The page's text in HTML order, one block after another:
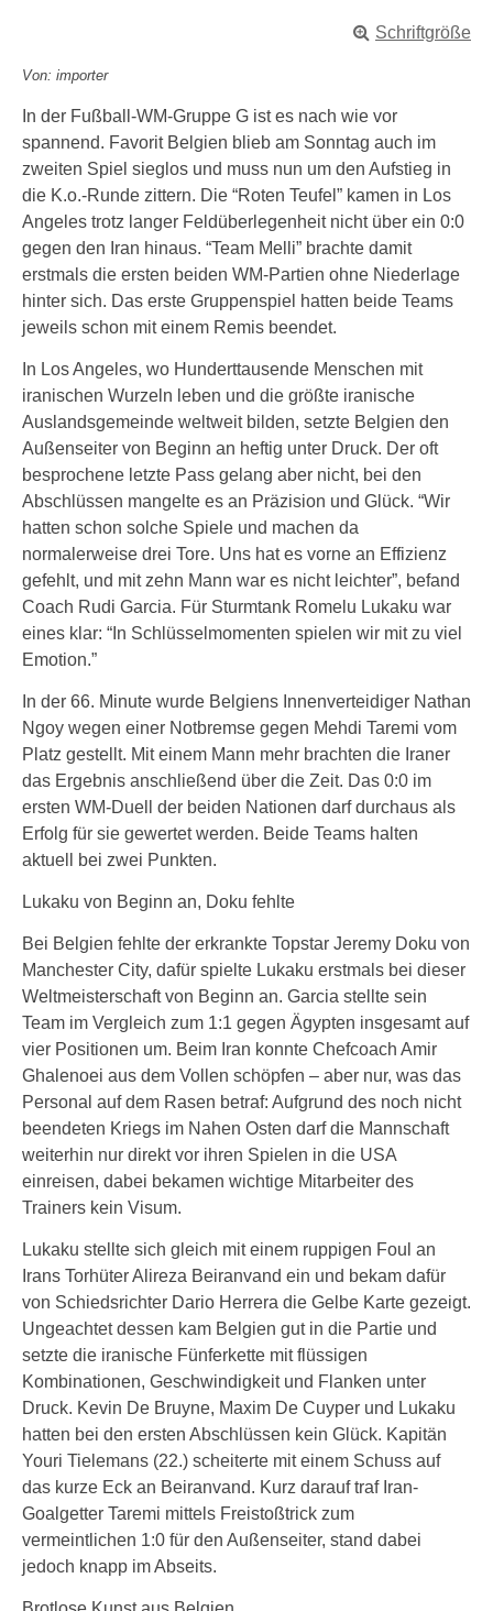
Schriftgröße
Von: importer
In der Fußball-WM-Gruppe G ist es nach wie vor
spannend. Favorit Belgien blieb am Sonntag auch im
zweiten Spiel sieglos und muss nun um den Aufstieg in
die K.o.-Runde zittern. Die “Roten Teufel” kamen in Los
Angeles trotz langer Feldüberlegenheit nicht über ein 0:0
gegen den Iran hinaus. “Team Melli” brachte damit
erstmals die ersten beiden WM-Partien ohne Niederlage
hinter sich. Das erste Gruppenspiel hatten beide Teams
jeweils schon mit einem Remis beendet.
In Los Angeles, wo Hunderttausende Menschen mit
iranischen Wurzeln leben und die größte iranische
Auslandsgemeinde weltweit bilden, setzte Belgien den
Außenseiter von Beginn an heftig unter Druck. Der oft
besprochene letzte Pass gelang aber nicht, bei den
Abschlüssen mangelte es an Präzision und Glück. “Wir
hatten schon solche Spiele und machen da
normalerweise drei Tore. Uns hat es vorne an Effizienz
gefehlt, und mit zehn Mann war es nicht leichter”, befand
Coach Rudi Garcia. Für Sturmtank Romelu Lukaku war
eines klar: “In Schlüsselmomenten spielen wir mit zu viel
Emotion.”
In der 66. Minute wurde Belgiens Innenverteidiger Nathan
Ngoy wegen einer Notbremse gegen Mehdi Taremi vom
Platz gestellt. Mit einem Mann mehr brachten die Iraner
das Ergebnis anschließend über die Zeit. Das 0:0 im
ersten WM-Duell der beiden Nationen darf durchaus als
Erfolg für sie gewertet werden. Beide Teams halten
aktuell bei zwei Punkten.
Lukaku von Beginn an, Doku fehlte
Bei Belgien fehlte der erkrankte Topstar Jeremy Doku von
Manchester City, dafür spielte Lukaku erstmals bei dieser
Weltmeisterschaft von Beginn an. Garcia stellte sein
Team im Vergleich zum 1:1 gegen Ägypten insgesamt auf
vier Positionen um. Beim Iran konnte Chefcoach Amir
Ghalenoei aus dem Vollen schöpfen – aber nur, was das
Personal auf dem Rasen betraf: Aufgrund des noch nicht
beendeten Kriegs im Nahen Osten darf die Mannschaft
weiterhin nur direkt vor ihren Spielen in die USA
einreisen, dabei bekamen wichtige Mitarbeiter des
Trainers kein Visum.
Lukaku stellte sich gleich mit einem ruppigen Foul an
Irans Torhüter Alireza Beiranvand ein und bekam dafür
von Schiedsrichter Dario Herrera die Gelbe Karte gezeigt.
Ungeachtet dessen kam Belgien gut in die Partie und
setzte die iranische Fünferkette mit flüssigen
Kombinationen, Geschwindigkeit und Flanken unter
Druck. Kevin De Bruyne, Maxim De Cuyper und Lukaku
hatten bei den ersten Abschlüssen kein Glück. Kapitän
Youri Tielemans (22.) scheiterte mit einem Schuss auf
das kurze Eck an Beiranvand. Kurz darauf traf Iran-
Goalgetter Taremi mittels Freistoßtrick zum
vermeintlichen 1:0 für den Außenseiter, stand dabei
jedoch knapp im Abseits.